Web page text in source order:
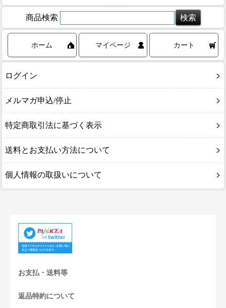
商品検索
ホーム マイページ カート
ログイン
メルマガ申込/停止
特定商取引法に基づく表示
送料とお支払い方法について
個人情報の取扱いについて
お支払・送料等
返品特約について